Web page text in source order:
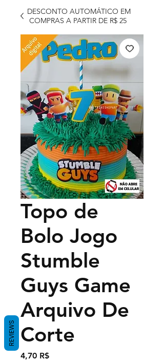
DESCONTO AUTOMÁTICO EM
COMPRAS A PARTIR DE R$ 25
Topo de
Bolo Jogo
Stumble
Guys Game
Arquivo De
Corte
4,70 R$Price
REVIEWS